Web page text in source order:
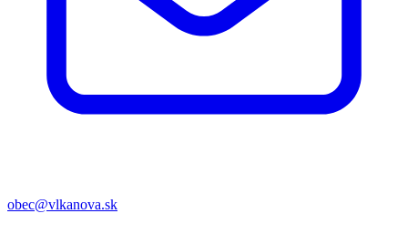
obec@vlkanova.sk